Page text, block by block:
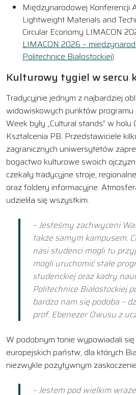
Międzynarodowej Konferencji
Lightweight Materials and
Circular Economy LIMACON
LIMACON 2026 –
Politechnice Białostockiej)
Kulturowy tygiel w sercu
Tradycyjnie jednym z najbardziej
widowiskowych punktów
Week były „Cultural stands” w
Kształcenia PB. Przedstawiciele
zagranicznych uniwersytetów
bogactwo kulturowe swoich
czekały tradycyjne stroje,
oraz foldery informacyjne.
udzieliła się wszystkim.
– Jesteśmy zachwyceni
także samym kampusem.
nasi studenci mogli tu
mogli uruchomić stałe
studenckiej oraz kadry
Politechnice Białostockiej
bardzo nam się podoba –
prof. Ebenezer Owusu z
W podobnym tonie wypowiadali
europejskich państw, dla których
niezwykle pozytywnym
– Jestem pod wielkim